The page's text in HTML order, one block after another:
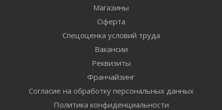
Магазины
Оферта
Спецоценка условий труда
Вакансии
Реквизиты
Франчайзинг
Согласие на обработку персональных данных
Политика конфиденциальности